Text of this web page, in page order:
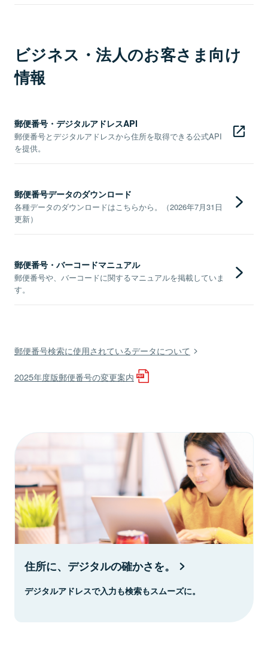
ビジネス・法人のお客さま向け
情報
郵便番号・デジタルアドレスAPI
郵便番号とデジタルアドレスから住所を取得できる公式API
を提供。
郵便番号データのダウンロード
各種データのダウンロードはこちらから。（2026年7月31日
更新）
郵便番号・バーコードマニュアル
郵便番号や、バーコードに関するマニュアルを掲載していま
す。
郵便番号検索に使用されているデータについて
2025年度版郵便番号の変更案内
住所に、デジタルの確かさを。
デジタルアドレスで入力も検索もスムーズに。